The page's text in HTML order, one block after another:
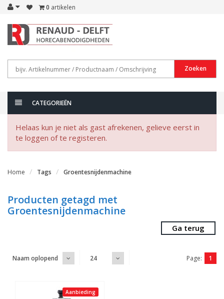
0 artikelen
Zoeken
CATEGORIEËN
Helaas kun je niet als gast afrekenen, gelieve eerst in
te loggen of te registeren.
Home Tags Groentesnijdenmachine
Producten getagd met
Groentesnijdenmachine
Ga terug
Naam oplopend 24 Page: 1
Aanbieding